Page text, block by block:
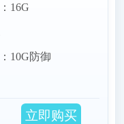
16G
10G防御
立即购买